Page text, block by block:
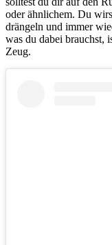
oder ähnlichem. Du
drängeln und immer
was du dabei brauchst,
Zeug.